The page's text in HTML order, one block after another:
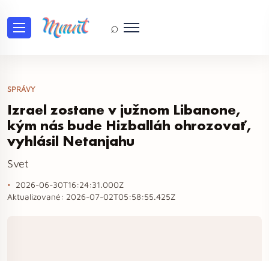
⌕
SPRÁVY
Izrael zostane v južnom Libanone,
kým nás bude Hizballáh ohrozovať,
vyhlásil Netanjahu
Svet
2026-06-30T16:24:31.000Z
Aktualizované: 2026-07-02T05:58:55.425Z